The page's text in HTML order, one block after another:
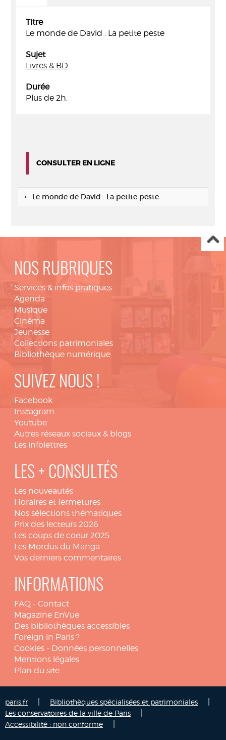
Titre
Le monde de David : La petite peste
Sujet
Livres & BD
Durée
Plus de 2h.
CONSULTER EN LIGNE
Le monde de David : La petite peste
NOS RUBRIQUES
Services & infos pratiques
Agenda
Musique
Cinéma
Jeunesse
Collections patrimoniales
Bibliothèque numérique
SUIVEZ NOUS !
Facebook
Instagram
Youtube
Autres réseaux sociaux & blogs
Les infolettres
LES + CONSULTÉS
Les nouveautés
Horaires et fermetures
Nos sélections thématiques
Prix des lecteurs 2026
Les coups de coeur 2025
Les Mordus du Manga
Vos derniers commentaires
INFORMATIONS
FAQ - Contact
Magazine EnVue
Des bibliothèques accessibles
Foreign in Paris ?
Cookies - Données personnelles
Mentions légales
Plan du site
paris.fr Bibliothèques spécialisées et patrimoniales
Les conservatoires de la ville de Paris
Accessibilité : non conforme